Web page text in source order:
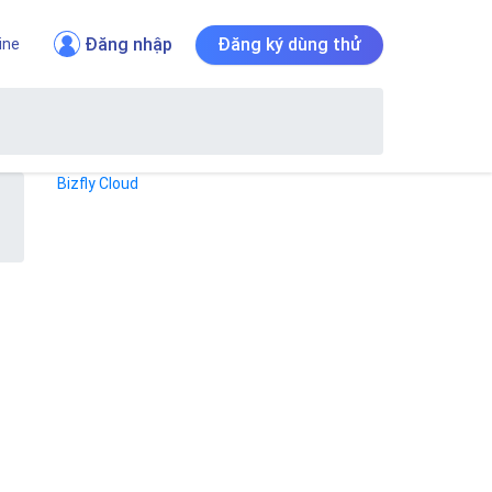
Đăng nhập Đăng ký dùng thử
Bizfly Cloud